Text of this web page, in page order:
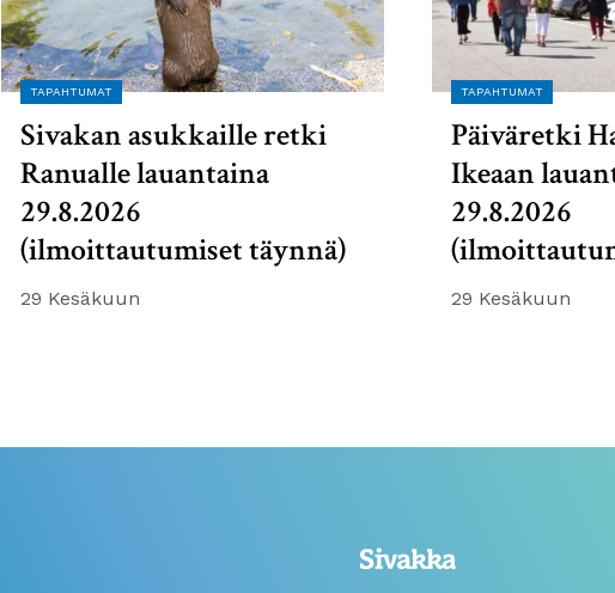
TAPAHTUMAT
Sivakan asukkaille retki
Ranualle lauantaina
29.8.2026
(ilmoittautumiset täynnä)
29 Kesäkuun
TAPAHTUMAT
Päiväretki
Ikeaan
29.8.2026
29 Kesäkuun